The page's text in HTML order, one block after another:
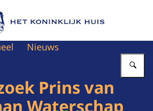
homepage van Het Koninklijk Huis
Nieuws
Prins van
Waterschap